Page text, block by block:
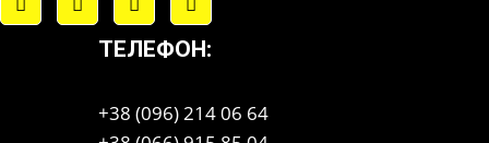
ТЕЛЕФОН:
+38 (096) 214 06 64